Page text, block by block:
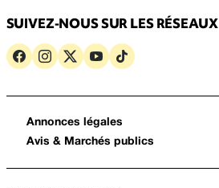
SUIVEZ-NOUS SUR LES RÉSEAUX
Annonces légales
Avis & Marchés publics